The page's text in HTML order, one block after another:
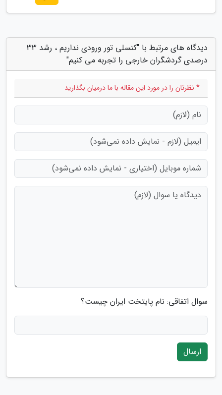
دیدگاه های مرتبط با "کنسلی تور ورودی نداریم ، رشد 33
درصدی گردشگران خارجی را تجربه می کنیم"
* نظرتان را در مورد این مقاله با ما درمیان بگذارید
سوال اتفاقی: نام پایتخت ایران چیست؟
ارسال